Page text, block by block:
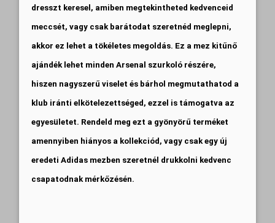
dresszt keresel, amiben megtekintheted kedvenceid
meccsét, vagy csak barátodat szeretnéd meglepni,
akkor ez lehet a tökéletes megoldás. Ez a mez kitűnő
ajándék lehet minden Arsenal szurkoló részére,
hiszen nagyszerű viselet és bárhol megmutathatod a
klub iránti elkötelezettséged, ezzel is támogatva az
egyesületet. Rendeld meg ezt a gyönyörű terméket
amennyiben hiányos a kollekciód, vagy csak egy új
eredeti Adidas mezben szeretnél drukkolni kedvenc
csapatodnak mérkőzésén.